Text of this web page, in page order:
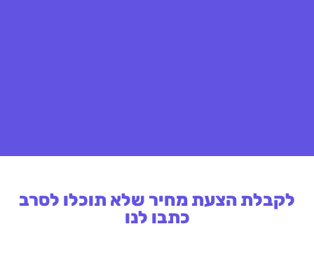
לקבלת הצעת מחיר שלא תוכלו לסרב
כתבו לנו